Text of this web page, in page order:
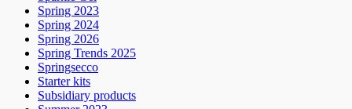
Spring 2023
Spring 2024
Spring 2026
Spring Trends 2025
Springsecco
Starter kits
Subsidiary products